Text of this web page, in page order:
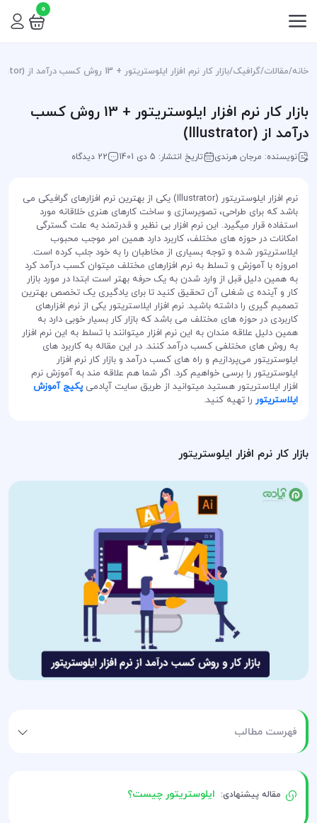
0
خانه/مقالات/گرافیک/بازار کار نرم افزار ایلوستریتور + 13 روش کسب درآمد از (Illustrator)
بازار کار نرم افزار ایلوستریتور + 13 روش کسب
درآمد از (Illustrator)
نویسنده: مرجان هرندی تاریخ انتشار: 5 دی 1401 22 دیدگاه
نرم افزار ایلوستریتور (Illustrator) یکی از بهترین نرم افزارهای گرافیکی می
باشد که برای طراحی، تصویرسازی و ساخت کارهای هنری خلاقانه مورد
استفاده قرار میگیرد. این نرم افزار بی نظیر و قدرتمند به علت گسترگی
امکانات در حوزه های مختلف، کاربرد دارد همین امر موجب محبوب
ایلاستریتور شده و توجه بسیاری از مخاطبان را به خود جلب کرده است.
امروزه با آموزش و تسلط به نرم افزارهای مختلف میتوان کسب درآمد کرد
به همین دلیل قبل از وارد شدن به یک حرفه بهتر است ابتدا در مورد بازار
کار و آینده ی شغلی آن تحقیق کنید تا برای یادگیری یک تخصص بهترین
تصمیم گیری را داشته باشید. نرم افزار ایلاستریتور یکی از نرم افزارهای
کاربردی در حوزه های مختلف می باشد که بازار کار بسیار خوبی دارد به
همین دلیل علاقه مندان به این نرم افزار میتوانند با تسلط به این نرم افزار
به روش های مختلفی کسب درآمد کنند. در این مقاله به کاربرد های
ایلوستریتور می‌پردازیم و راه های کسب درآمد و بازار کار نرم افزار
ایلوستریتور را برسی خواهیم کرد. اگر شما هم علاقه مند به آموزش نرم
افزار ایلاستریتور هستید میتوانید از طریق سایت آپادمیپکیج آموزش
ایلاستریتور را تهیه کنید.
بازار کار نرم افزار ایلوستریتور
فهرست مطالب
مقاله پیشنهادی: ایلوستریتور چیست؟